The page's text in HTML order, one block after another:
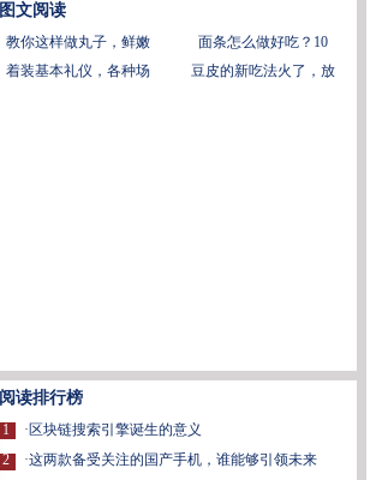
图文阅读
教你这样做丸子，鲜嫩
面条怎么做好吃？10
着装基本礼仪，各种场
豆皮的新吃法火了，放
阅读排行榜
1
2
· 区块链搜索引擎诞生的意义
·这两款备受关注的国产手机，谁能够引领未来